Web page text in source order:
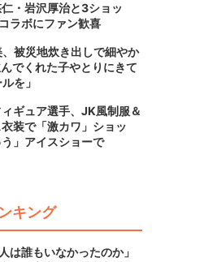
仁・岩沢厚治と3ショッ
ラボにファン歓喜
被災地炊き出しで細やか
でくれた子やとりにきて
を」
ィギュア選手、JK風制服＆
装で「激カワ」ショッ
」アイスショーで
キング
は誰もいなかったのか」